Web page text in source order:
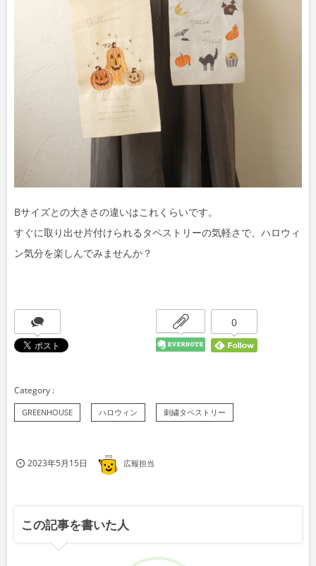
Bサイズとの大きさの違いはこれくらいです。
すぐに取り出せ片付けられるタペストリーの気軽さで、ハロウィ
ン気分を楽しんでみませんか？
0
GREENHOUSE ハロウィン 刺繍タペストリー
2023年5月15日 広報担当
この記事を書いた人